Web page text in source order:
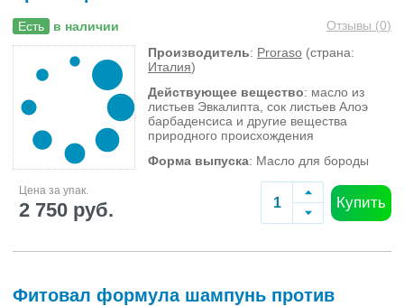
Есть в наличии Отзывы (0)
Производитель: Proraso (страна:
Италия)
Действующее вещество: масло из
листьев Эвкалипта, сок листьев Алоэ
барбаденсиса и другие вещества
природного происхождения
Форма выпуска: Масло для бороды
Цена за упак.
2 750 руб. Купить
Фитовал формула шампунь против